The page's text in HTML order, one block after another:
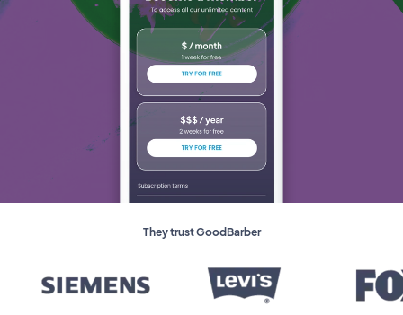
They trust GoodBarber